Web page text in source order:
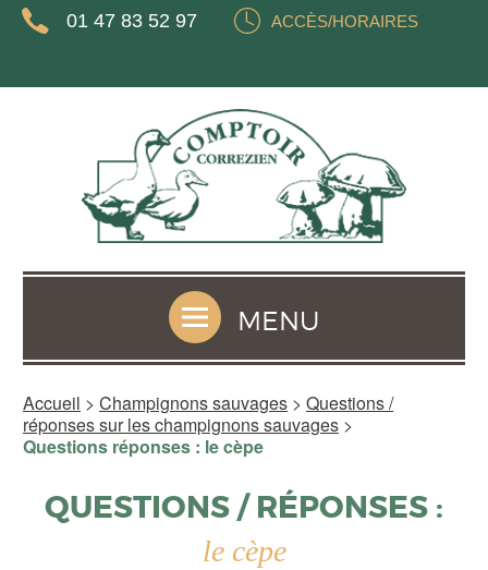
01 47 83 52 97 ACCÈS/HORAIRES
MENU
Accueil > Champignons sauvages > Questions /
réponses sur les champignons sauvages >
Questions réponses : le cèpe
QUESTIONS / RÉPONSES :
le cèpe